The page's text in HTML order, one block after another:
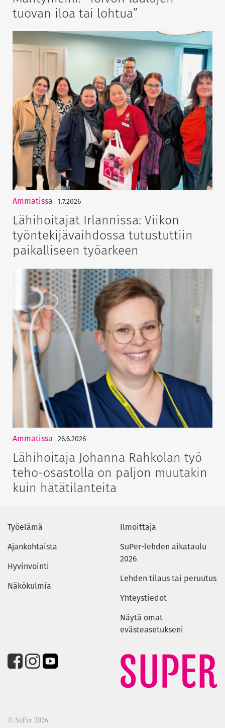
tuovan iloa tai lohtua”
Ammatissa 1.7.2026
Lähihoitajat Irlannissa: Viikon
työntekijävaihdossa tutustuttiin
paikalliseen työarkeen
Ammatissa 26.6.2026
Lähihoitaja Johanna Rahkolan työ
teho-osastolla on paljon muutakin
kuin hätätilanteita
Työelämä
Ajankohtaista
Hyvinvointi
Näkökulmia
Ilmoittaja
SuPer-lehden aikataulu
2026
Lehden tilaus tai peruutus
Yhteystiedot
Näytä omat
evästeasetukseni
© SuPer 2026